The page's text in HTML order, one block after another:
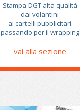
Stampa DGT alta qualità
dai volantini
ai cartelli pubblicitari
passando per il wrapping
vai alla sezione